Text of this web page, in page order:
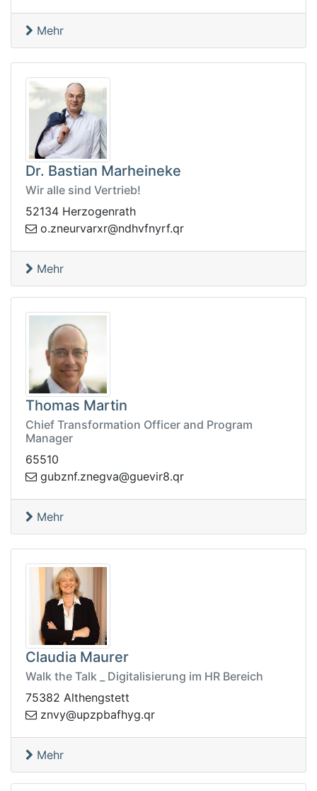
Mehr
Dr. Bastian Marheineke
Wir alle sind Vertrieb!
52134 Herzogenrath
rq.frynfvhdn@rxravrue
nz.o
Mehr
Thomas Martin
Chief Transformation Officer and Program
Manager
65510
rq.8ri
veug@avgenz.fnzbug
Mehr
Claudia Maurer
Walk the Talk _ Digitalisierung im HR Bereich
75382 Althengstett
rq.gyhfab
pzpu@yvnz
Mehr